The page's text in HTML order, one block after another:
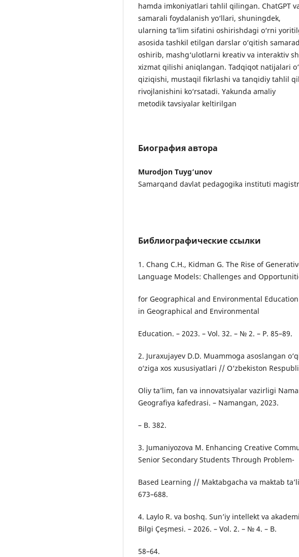
hamda imkoniyatlari tahlil qilingan. ChatGPT
samarali foydalanish yo‘llari, shuningdek,
ularning ta’lim sifatini oshirishdagi o‘rni
asosida tashkil etilgan darslar o‘qitish
oshirib, mashg‘ulotlarni kreativ va interaktiv
xizmat qilishi aniqlangan. Tadqiqot natijalari
qiziqishi, mustaqil fikrlashi va tanqidiy tahlil
rivojlanishini ko‘rsatadi. Yakunda amaliy
metodik tavsiyalar keltirilgan
Биография автора
Murodjon Tuyg‘unov
Samarqand davlat pedagogika instituti
Библиографические ссылки
1. Chang C.H., Kidman G. The Rise of
Language Models: Challenges and
for Geographical and Environmental
in Geographical and Environmental
Education. – 2023. – Vol. 32. – № 2. – P. 85–89.
2. Juraxujayev D.D. Muammoga asoslangan
o‘ziga xos xususiyatlari // O‘zbekiston
Oliy ta’lim, fan va innovatsiyalar vazirligi
Geografiya kafedrasi. – Namangan, 2023.
– B. 382.
3. Jumaniyozova M. Enhancing Creative
Senior Secondary Students Through Problem-
Based Learning // Maktabgacha va maktab
673–688.
4. Laylo R. va boshq. Sun’iy intellekt va
Bilgi Çeşmesi. – 2026. – Vol. 2. – № 4. – B.
58–64.